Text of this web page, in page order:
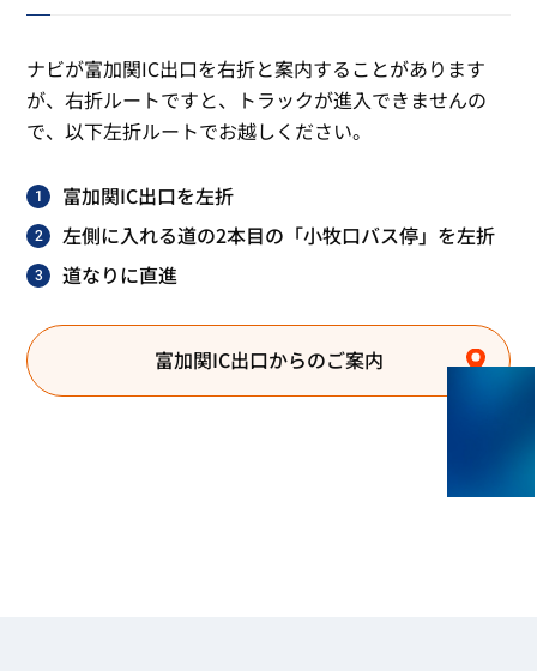
ナビが富加関IC出口を右折と案内することがあります
が、右折ルートですと、トラックが進入できませんの
で、以下左折ルートでお越しください。
1 富加関IC出口を左折
2 左側に入れる道の2本目の「小牧口バス停」を左折
3 道なりに直進
富加関IC出口からのご案内